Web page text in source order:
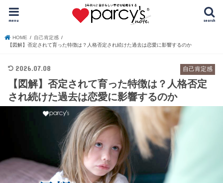
search
menu
HOME
自己肯定感
【図解】否定されて育った特徴は？人格否定され続けた過去は恋愛に影響するのか
自己肯定感
2026.07.08
【図解】否定されて育った特徴は？人格否定
され続けた過去は恋愛に影響するのか